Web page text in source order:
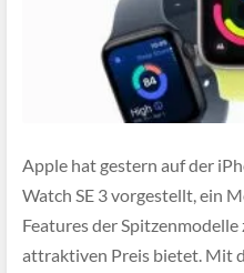
Apple hat gestern auf der
Watch SE 3 vorgestellt, ein
Features der
attraktiven Preis bietet. Mit